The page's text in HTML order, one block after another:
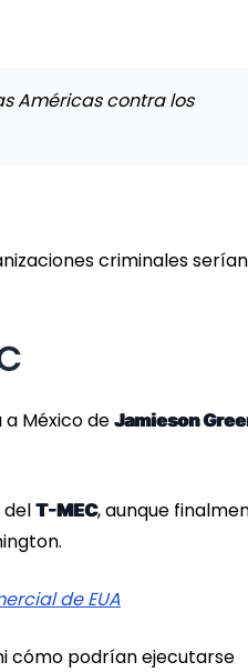
Américas contra los
criminales serían
México de Jamieson
T-MEC, aunque
de EUA
cómo podrían ejecutarse